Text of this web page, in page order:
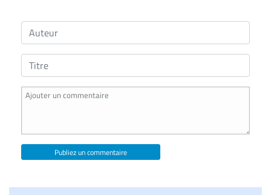
Publiez un commentaire